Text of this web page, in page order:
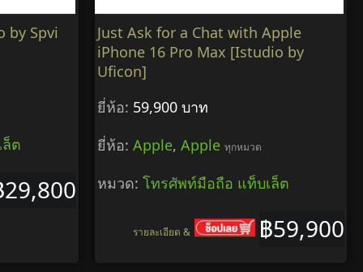
by Spvi
ต
Just Ask for a Chat with Apple
iPhone 16 Pro Max [Istudio by
Uficon]
ยี่ห้อ: 59,900 บาท
ยี่ห้อ: Apple, Apple ทุกหมวด
หมวด: โทรศัพท์มือถือ แท็บเล็ต
฿59,900
รายละเอียด &